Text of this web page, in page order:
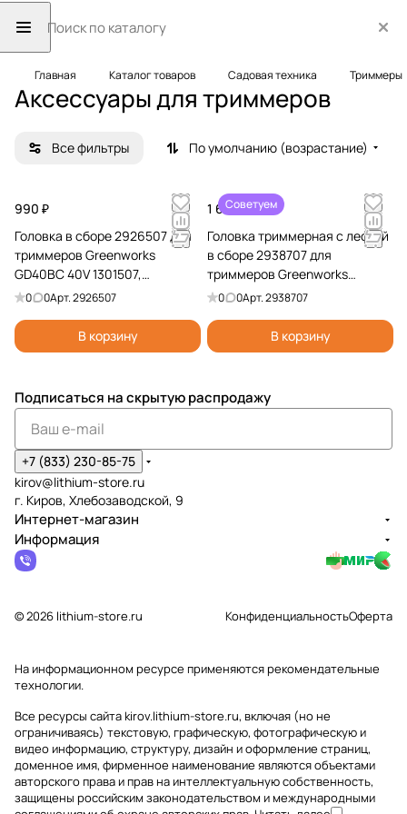
Главная Каталог товаров Садовая техника Триммеры
Аксессуары для триммеров
Все фильтры По умолчанию (возрастание)
990 ₽
Головка в сборе 2926507 для
триммеров Greenworks
GD40BC 40V 1301507,
GD40BCB 40V 2105707,
0 0Арт.2926507
В корзину
Советуем
1 690 ₽
Головка триммерная с леской
в сборе 2938707 для
триммеров Greenworks
GD60LT 60V 2108307,
0 0Арт.2938707
В корзину
Подписаться на скрытую распродажу
+7 (833) 230-85-75
kirov@lithium-store.ru
г. Киров, Хлебозаводской, 9
Интернет-магазин
Информация
© 2026 lithium-store.ru КонфиденциальностьОферта
На информационном ресурсе применяютсярекомендательные
технологии.
Все ресурсы сайта kirov.lithium-store.ru, включая (но не
ограничиваясь) текстовую, графическую, фотографическую и
видео информацию, структуру, дизайн и оформление страниц,
доменное имя, фирменное наименование являются объектами
авторского права и прав на интеллектуальную собственность,
защищены российским законодательством и международными